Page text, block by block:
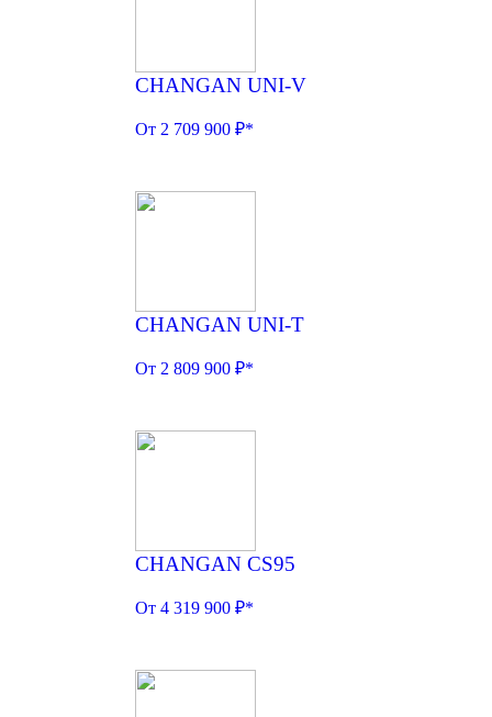
CHANGAN UNI-V
От 2 709 900 ₽*
CHANGAN UNI-T
От 2 809 900 ₽*
CHANGAN CS95
От 4 319 900 ₽*